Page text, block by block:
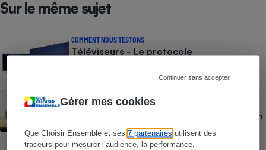
Gérer mes cookies
Que Choisir Ensemble et ses7 partenaires utilisent des
traceurs pour mesurer l’audience, la performance,
Continuer sans accepter
Sur le même sujet
COMMENT NOUS TESTONS
Téléviseurs - Le protocole
Vidéoprojecteurs - Qualité d’image,
luminosité, contraste, bruit : Nos tests en
laboratoire, indépendants et
indispensables